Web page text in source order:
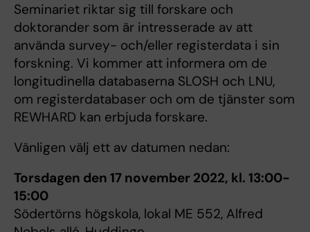
Seminariet riktar sig till forskare och
doktorander som är intresserade av att
använda survey- och/eller registerdata i sin
forskning. Vi kommer att informera om de
longitudinella databaserna SLOSH och LNU,
om registerdatabaser och om de tjänster som
REWHARD kan erbjuda forskare.
Vänligen välj ett av datumen nedan:
Torsdagen den 17 november 2022, kl. 13:00-
15:00
Södertörns högskola, lokal ME 552, Alfred